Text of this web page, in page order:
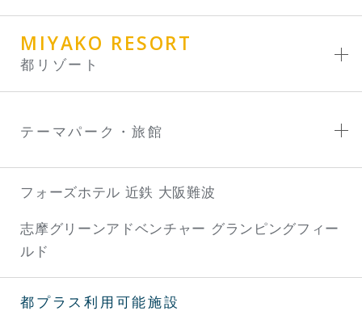
MIYAKO RESORT
都リゾート
テーマパーク・旅館
フォーズホテル 近鉄 大阪難波
志摩グリーンアドベンチャー グランピングフィー
ルド
都プラス利用可能施設